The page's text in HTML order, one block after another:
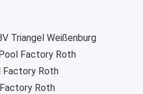
Triangel Weißenburg
Factory Roth
Factory Roth
Roth